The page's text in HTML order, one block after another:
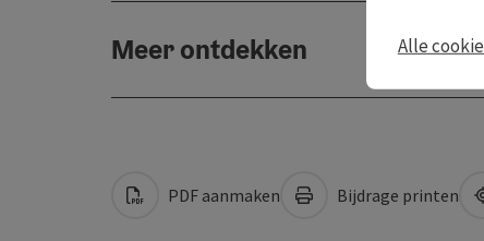
Meer ontdekken
PDF aanmaken Bijdrage printen
Alle